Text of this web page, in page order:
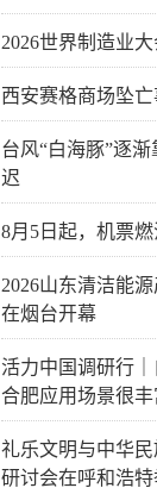
2026世界制造业
西安赛格商场坠
台风“白海豚”逐
迟
8月5日起，机票
2026山东清洁能
在烟台开幕
活力中国调研行
合肥应用场景很丰
礼乐文明与中华
研讨会在呼和浩